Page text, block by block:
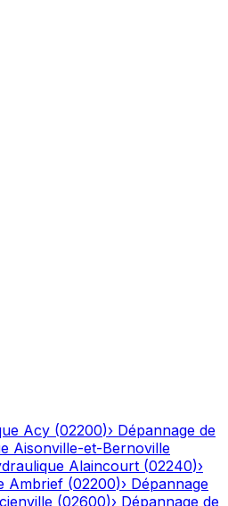
Acy (02200)› Dépannage de
Aisonville-et-Bernoville
Alaincourt (02240)›
Ambrief (02200)› Dépannage
(02600)› Dépannage de